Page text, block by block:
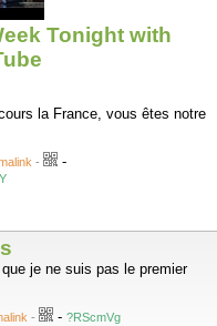
Tonight with
la France, vous êtes notre
- -
je ne suis pas le premier
- - ?RScmVg